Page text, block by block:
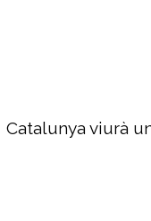
viurà